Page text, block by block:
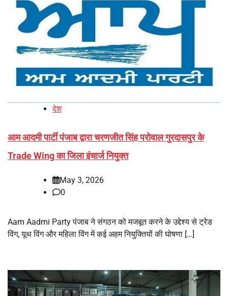
देश
आम आदमी पार्टी पंजाब द्वारा चरणजीत सिंह परोवाल गुरदासपुर के
Trade Wing का जिला इंचार्ज नियुक्त
May 3, 2026
0
Aam Aadmi Party पंजाब ने संगठन को मजबूत करने के उद्देश्य से ट्रेड
विंग, यूथ विंग और महिला विंग में कई अहम नियुक्तियों की घोषणा […]